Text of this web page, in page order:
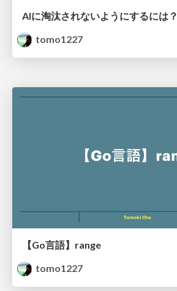
AIに淘汰されないようにするには？
tomo1227
【Go言語】range
tomo1227